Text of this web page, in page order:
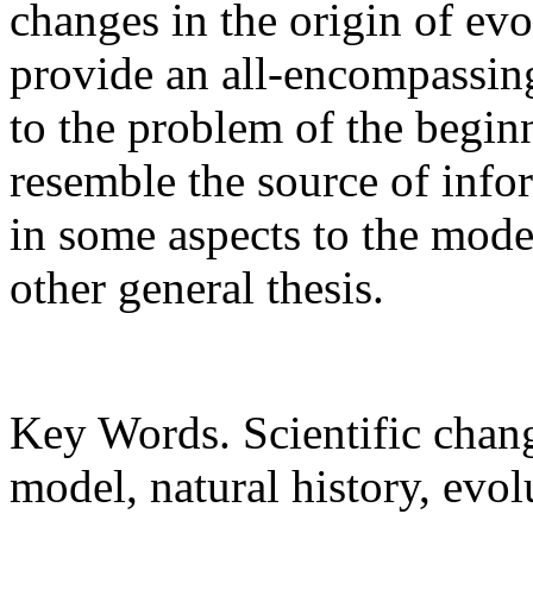
changes in the origin of
provide an all-
to the problem of the
resemble the source of
in some aspects to the
other general thesis.
Key Words. Scientific
model, natural history,